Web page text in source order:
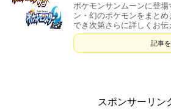
ポケモンサンムーンに登
ン・幻のポケモンをまと
でき次第さらに詳しくお伝
記事
スポンサーリン